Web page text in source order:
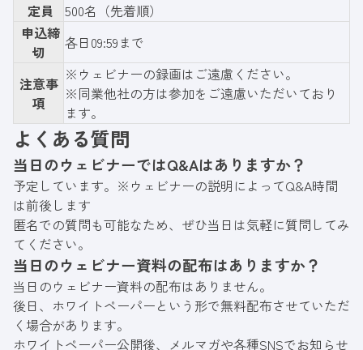
定員
500名（先着順）
申込締
切
各日09:59まで
注意事
項
※ウェビナーの録画はご遠慮ください。
※同業他社の方は参加をご遠慮いただいており
ます。
よくある質問
当日のウェビナーではQ&Aはありますか？
予定しています。※ウェビナーの説明によってQ&A時間
は前後します
匿名での質問も可能なため、ぜひ当日は気軽に質問してみ
てください。
当日のウェビナー資料の配布はありますか？
当日のウェビナー資料の配布はありません。
後日、ホワイトペーパーという形で無料配布させていただ
く場合があります。
ホワイトペーパー公開後、メルマガや各種SNSでお知らせ